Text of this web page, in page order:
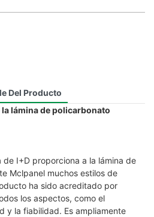
Del Producto
lámina de policarbonato
de I+D proporciona a la lámina de
Mclpanel muchos estilos de
ha sido acreditado por
los aspectos, como el
y la fiabilidad. Es ampliamente